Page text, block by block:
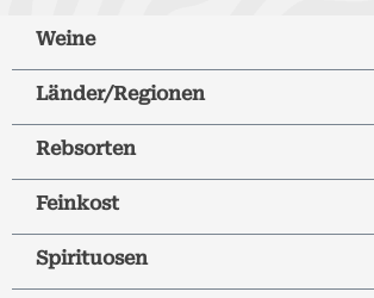
Weine
Länder/Regionen
Rebsorten
Feinkost
Spirituosen